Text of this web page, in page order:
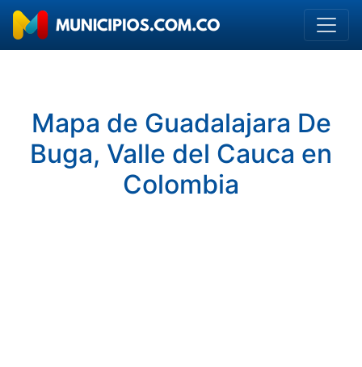
Mapa de Guadalajara De
Buga, Valle del Cauca en
Colombia